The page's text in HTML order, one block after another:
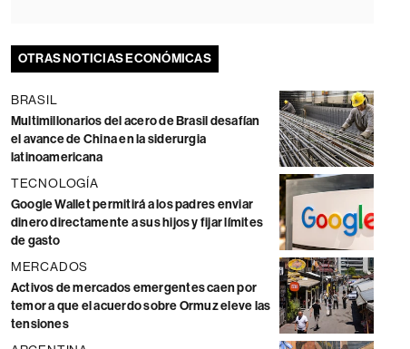
OTRAS NOTICIAS ECONÓMICAS
BRASIL
Multimillonarios del acero de Brasil desafían
el avance de China en la siderurgia
latinoamericana
TECNOLOGÍA
Google Wallet permitirá a los padres enviar
dinero directamente a sus hijos y fijar límites
de gasto
MERCADOS
Activos de mercados emergentes caen por
temor a que el acuerdo sobre Ormuz eleve las
tensiones